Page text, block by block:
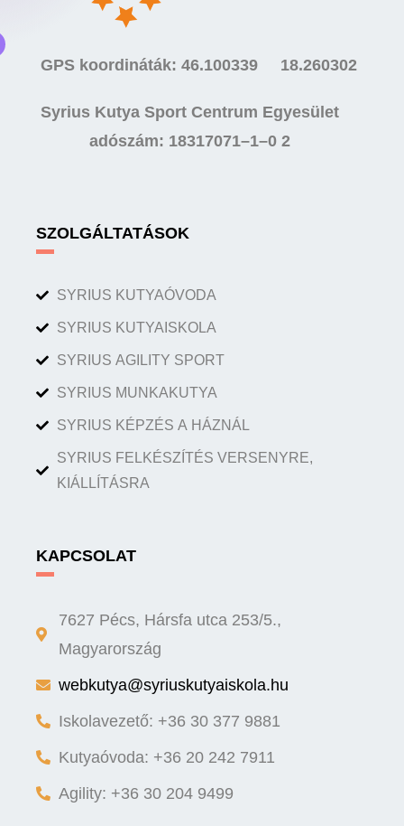
GPS koordináták: 46.100339 18.260302
Syrius Kutya Sport Centrum Egyesület
adószám: 18317071–1–0 2
SZOLGÁLTATÁSOK
SYRIUS KUTYAÓVODA
SYRIUS KUTYAISKOLA
SYRIUS AGILITY SPORT
SYRIUS MUNKAKUTYA
SYRIUS KÉPZÉS A HÁZNÁL
SYRIUS FELKÉSZÍTÉS VERSENYRE,
KIÁLLÍTÁSRA
KAPCSOLAT
7627 Pécs, Hársfa utca 253/5.,
Magyarország
webkutya@syriuskutyaiskola.hu
Iskolavezető: +36 30 377 9881
Kutyaóvoda: +36 20 242 7911
Agility: +36 30 204 9499